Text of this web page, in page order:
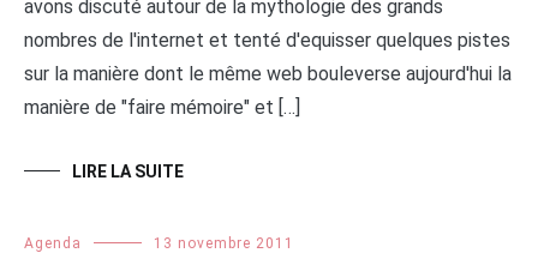
avons discuté autour de la mythologie des grands
nombres de l'internet et tenté d'equisser quelques pistes
sur la manière dont le même web bouleverse aujourd'hui la
manière de "faire mémoire" et […]
LIRE LA SUITE
Agenda 13 novembre 2011